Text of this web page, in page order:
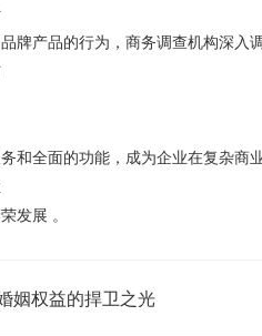
牌产品的行为，商务调查机构深
和全面的功能，成为企业在复杂
发展 。
姻权益的捍卫之光